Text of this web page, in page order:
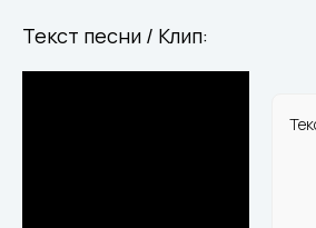
Текст песни / Клип: